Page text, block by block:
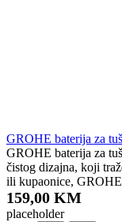
GROHE baterija za
GROHE baterija za
čistog dizajna, koji
ili kupaonice,
159,00 KM
placeholder